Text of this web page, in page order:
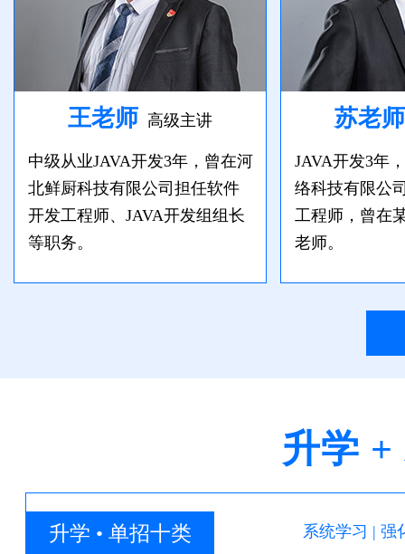
王老师 高级主讲
中级从业JAVA开发3年，曾在河
北鲜厨科技有限公司担任软件
开发工程师、JAVA开发组组长
等职务。
苏老师
JAVA开发3年
络科技有限公
工程师，曾在
老师。
升学
升学 • 单招十类 系统学习 | 强